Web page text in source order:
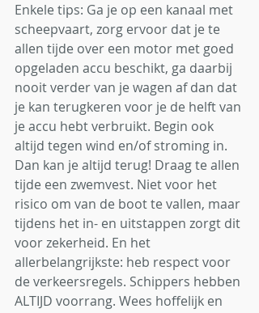
Enkele tips: Ga je op een kanaal met
scheepvaart, zorg ervoor dat je te
allen tijde over een motor met goed
opgeladen accu beschikt, ga daarbij
nooit verder van je wagen af dan dat
je kan terugkeren voor je de helft van
je accu hebt verbruikt. Begin ook
altijd tegen wind en/of stroming in.
Dan kan je altijd terug! Draag te allen
tijde een zwemvest. Niet voor het
risico om van de boot te vallen, maar
tijdens het in- en uitstappen zorgt dit
voor zekerheid. En het
allerbelangrijkste: heb respect voor
de verkeersregels. Schippers hebben
ALTIJD voorrang. Wees hoffelijk en